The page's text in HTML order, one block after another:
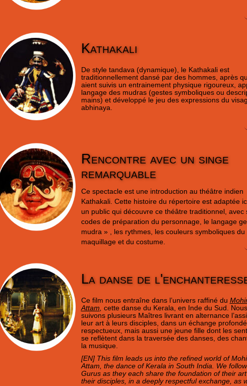
Kathakali
De style tandava (dynamique), le Kathakali est
traditionnellement dansé par des hommes, après
aient suivis un entrainement physique rigoureux,
langage des mudras (gestes symboliques ou
mains) et développé le jeu des expressions du
abhinaya.
Rencontre avec un singe
remarquable
Ce spectacle est une introduction au théâtre indien
Kathakali. Cette histoire du répertoire est adaptée
un public qui découvre ce théâtre traditionnel, avec
codes de préparation du personnage, le langage
mudra » , les rythmes, les couleurs symboliques du
maquillage et du costume.
La danse de
Ce film nous entraîne dans l’univers raffiné du
Attam cette danse du Kerala, en Inde du Sud. Nous
suivons plusieurs Maîtres livrant en alternance
leur art à leurs disciples, dans un échange
respectueux, mais aussi une jeune fille dont les
se reflètent dans la traversée des danses, des
la musique.
[EN] This film leads us into the refined world of
Attam, the dance of Kerala in South India. We
Gurus as they each share the foundation of their
their disciples, in a deeply respectful exchange, as